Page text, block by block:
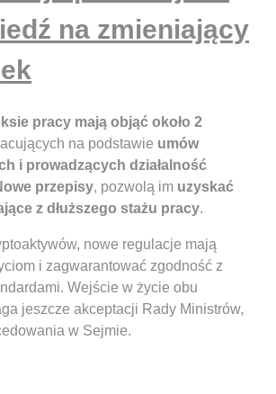
na zmieniający
pracy mają objąć około 2
na podstawie umów
i prowadzących działalność
przepisy, pozwolą im uzyskać
z dłuższego stażu pracy.
nowe regulacje mają
i zagwarantować zgodność z
Wejście w życie obu
jeszcze akceptacji Rady Ministrów,
w Sejmie.